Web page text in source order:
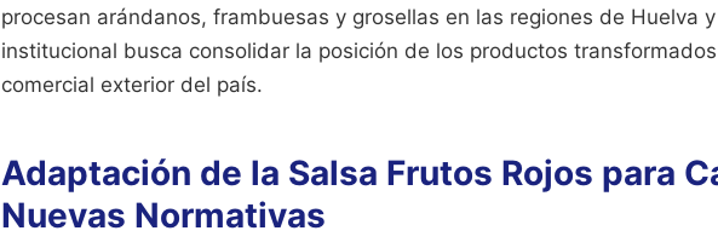
procesan arándanos, frambuesas y grosellas en las regiones de Huelva
institucional busca consolidar la posición de los productos
comercial exterior del país.
Adaptación de la Salsa Frutos Rojos para
Nuevas Normativas